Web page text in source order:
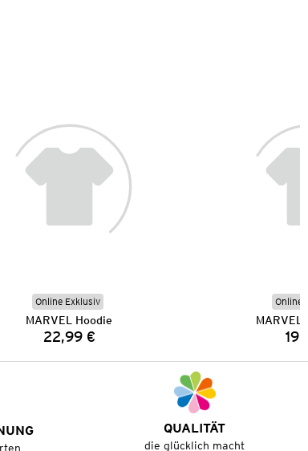
Online Exklusiv
MARVEL Hoodie
Preis:
22,99 €
Online
QUALITÄT
die glücklich macht